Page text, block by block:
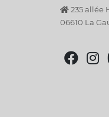
235 allée
06610 La